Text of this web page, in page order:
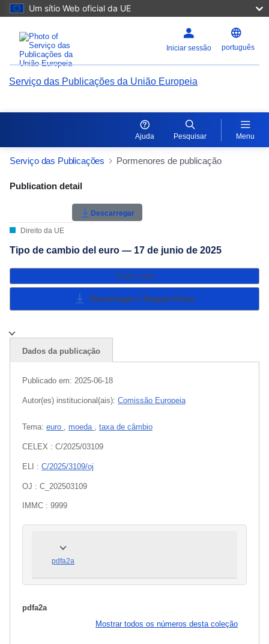
Um sítio Web oficial da UE
Iniciar sessão português
Serviço das Publicações da União Europeia
Ajuda Pesquisar Menu
Serviço das Publicações Pormenores de publicação
Publication Detail Actions Portlet
Avaliação do utilizador
Publication detail
Direito da UE
Descarregar
Tipo de cambio del euro — 17 de junio de 2025
Como citar
Descarregar e línguas Close
Dados da publicação
Publicado em: 2025-06-18
Autor(es) institucional(ais): Comissão Europeia
Tema: euro , moeda , taxa de câmbio
CELEX : C/2025/03109
ELI : C/2025/3109/oj
OJ : C_202503109
IMMC : 9999
pdfa2a
pdfa2a
Mostrar todos os números desta coleção